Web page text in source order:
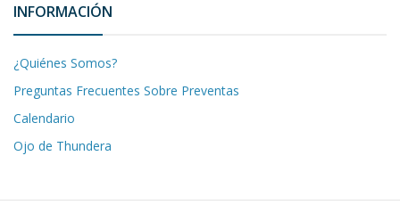
INFORMACIÓN
¿Quiénes Somos?
Preguntas Frecuentes Sobre Preventas
Calendario
Ojo de Thundera